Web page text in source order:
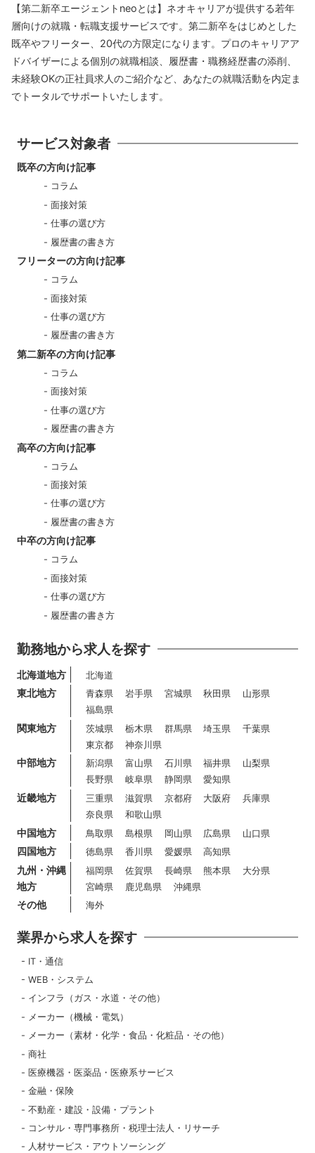
【第二新卒エージェントneoとは】ネオキャリアが提供する若年
層向けの就職・転職支援サービスです。第二新卒をはじめとした
既卒やフリーター、20代の方限定になります。プロのキャリアア
ドバイザーによる個別の就職相談、履歴書・職務経歴書の添削、
未経験OKの正社員求人のご紹介など、あなたの就職活動を内定ま
でトータルでサポートいたします。
サービス対象者
既卒の方向け記事
コラム
面接対策
仕事の選び方
履歴書の書き方
フリーターの方向け記事
コラム
面接対策
仕事の選び方
履歴書の書き方
第二新卒の方向け記事
コラム
面接対策
仕事の選び方
履歴書の書き方
高卒の方向け記事
コラム
面接対策
仕事の選び方
履歴書の書き方
中卒の方向け記事
コラム
面接対策
仕事の選び方
履歴書の書き方
勤務地から求人を探す
北海道地方 北海道
東北地方 青森県 岩手県 宮城県 秋田県
山形県
福島県
関東地方 茨城県 栃木県 群馬県 埼玉県
千葉県
東京都
神奈川県
中部地方 新潟県 富山県 石川県 福井県
山梨県
長野県
岐阜県 静岡県 愛知県
近畿地方 三重県 滋賀県 京都府 大阪府
兵庫県
奈良県
和歌山県
中国地方 鳥取県 島根県 岡山県 広島県 山口県
四国地方 徳島県 香川県 愛媛県 高知県
九州・沖縄
地方
福岡県 佐賀県 長崎県 熊本県
大分県
宮崎県
鹿児島県 沖縄県
その他 海外
業界から求人を探す
IT・通信
WEB・システム
インフラ（ガス・水道・その他）
メーカー（機械・電気）
メーカー（素材・化学・食品・化粧品・その他）
商社
医療機器・医薬品・医療系サービス
金融・保険
不動産・建設・設備・プラント
コンサル・専門事務所・税理士法人・リサーチ
人材サービス・アウトソーシング